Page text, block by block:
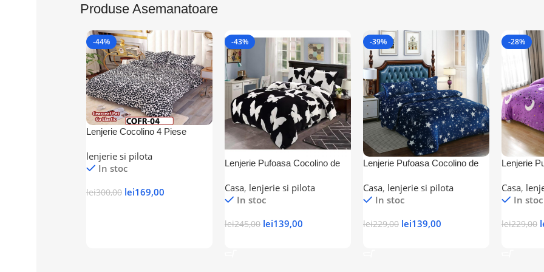
Produse Asemanatoare
-44%
Lenjerie Cocolino 4 Piese
lenjerie si pilota
In stoc
lei300,00 lei169,00
-43%
Lenjerie Pufoasa Cocolino de
Casa, lenjerie si pilota
In stoc
lei245,00 lei139,00
-39%
Lenjerie Pufoasa Cocolino de
Casa, lenjerie si pilota
In stoc
lei229,00 lei139,00
-28%
Lenjerie
Casa,
In stoc
lei229,00